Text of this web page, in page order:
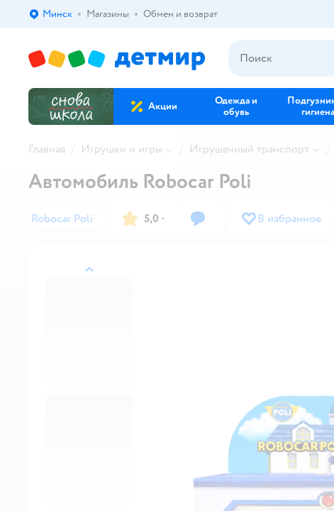
Выбор адреса доставки.
Минск Магазины Обмен и возврат
Акции
Одежда и
обувь
гигиена
Главная Игрушки и игры Игрушечный транспорт
назад
Автомобиль Robocar Poli
Robocar Poli 5,0 · В избранное